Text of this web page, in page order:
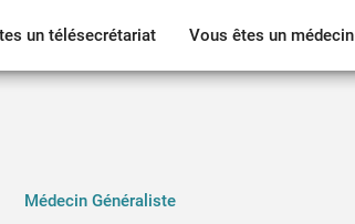
un télésecrétariat Vous êtes un médecin